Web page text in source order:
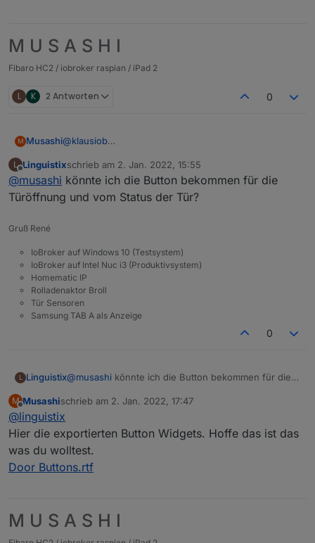
M U S A S H I
Fibaro HC2 / iobroker raspian / iPad 2
L K 2 Antworten 0
M Musashi@klausiob
nur der Sammelstatus angezeigt, liegt eine Warnung
vor wird das Icon rot. Beim Reifenluftdruck z.B. gibt
es ja einen Status für jeden Reifen, genauso bei der
Überwachung der Leuchtmittel, für diese plane ich an
Soll dann mal so aussehen:
L Linguistixschrieb am 2. Jan. 2022, 15:55
zuletzt editiert von
@musashi könnte ich die Button bekommen für die
Türöffnung und vom Status der Tür?
Gruß René
IoBroker auf Windows 10 (Testsystem)
IoBroker auf Intel Nuc i3 (Produktivsystem)
Homematic IP
Rolladenaktor Broll
Tür Sensoren
Samsung TAB A als Anzeige
0
L Linguistix@musashi könnte ich die Button bekommen für die
M
Offline
Musashischrieb am 2. Jan. 2022, 17:47
zuletzt editiert von
@linguistix
Hier die exportierten Button Widgets. Hoffe das ist das
was du wolltest.
Door Buttons.rtf
M U S A S H I